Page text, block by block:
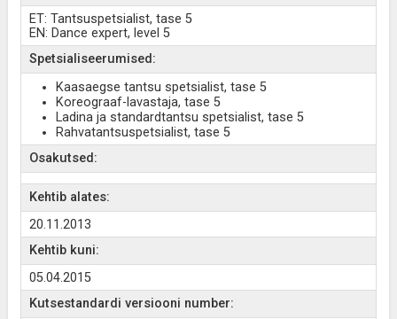
ET: Tantsuspetsialist, tase 5
EN: Dance expert, level 5
Spetsialiseerumised:
Kaasaegse tantsu spetsialist, tase 5
Koreograaf-lavastaja, tase 5
Ladina ja standardtantsu spetsialist, tase 5
Rahvatantsuspetsialist, tase 5
Osakutsed:
Kehtib alates:
20.11.2013
Kehtib kuni:
05.04.2015
Kutsestandardi versiooni number: